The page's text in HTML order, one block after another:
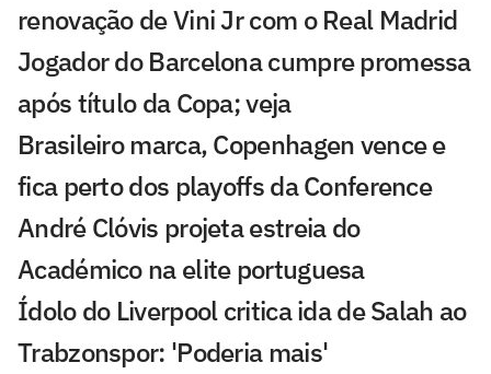
renovação de Vini Jr com o Real Madrid
Jogador do Barcelona cumpre promessa
após título da Copa; veja
Brasileiro marca, Copenhagen vence e
fica perto dos playoffs da Conference
André Clóvis projeta estreia do
Académico na elite portuguesa
Ídolo do Liverpool critica ida de Salah ao
Trabzonspor: 'Poderia mais'